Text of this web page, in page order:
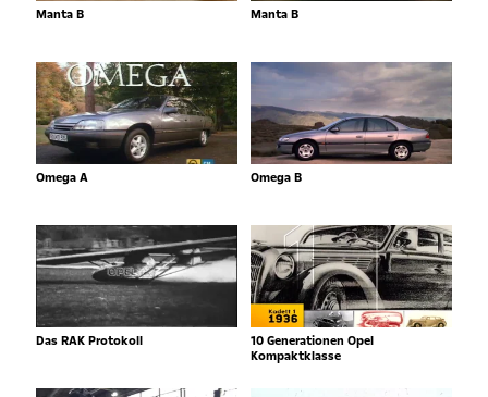
Manta B Manta B
Omega A Omega B
Das RAK Protokoll
10 Generationen Opel
Kompaktklasse